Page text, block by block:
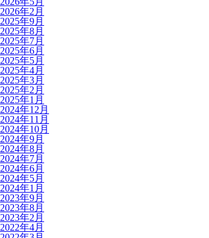
2026年2月
2025年9月
2025年8月
2025年7月
2025年6月
2025年5月
2025年4月
2025年3月
2025年2月
2025年1月
2024年12月
2024年11月
2024年10月
2024年9月
2024年8月
2024年7月
2024年6月
2024年5月
2024年1月
2023年9月
2023年8月
2023年2月
2022年4月